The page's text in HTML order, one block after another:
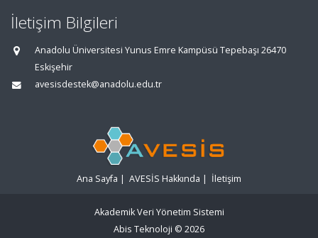
İletişim Bilgileri
Anadolu Üniversitesi Yunus Emre Kampüsü Tepebaşı 26470
Eskişehir
avesisdestek@anadolu.edu.tr
Ana Sayfa | AVESİS Hakkında | İletişim
Akademik Veri Yönetim Sistemi
Abis Teknoloji © 2026